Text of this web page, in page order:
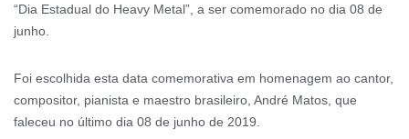
“Dia Estadual do Heavy Metal”, a ser comemorado no dia 08 de
junho.
Foi escolhida esta data comemorativa em homenagem ao cantor,
compositor, pianista e maestro brasileiro, André Matos, que
faleceu no último dia 08 de junho de 2019.